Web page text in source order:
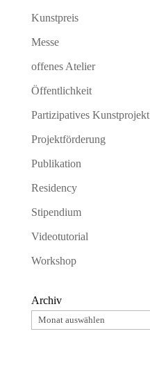
Kunstpreis
Messe
offenes Atelier
Öffentlichkeit
Partizipatives Kunstprojekt
Projektförderung
Publikation
Residency
Stipendium
Videotutorial
Workshop
Archiv